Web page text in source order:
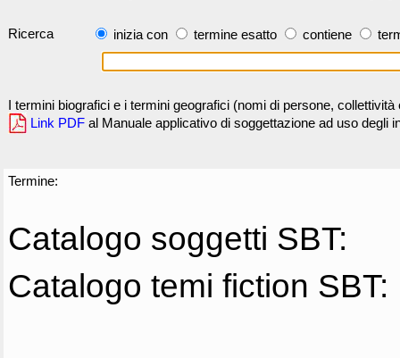
Ricerca inizia con termine esatto contiene
I termini biografici e i termini geografici (nomi di persone,
Link PDF al Manuale applicativo di soggettazione ad uso degli
Termine:
Catalogo soggetti SBT:
Catalogo temi fiction SBT: